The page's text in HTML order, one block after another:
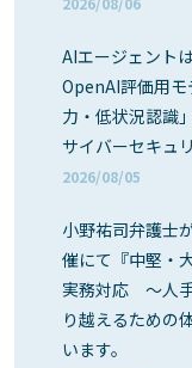
AIエージェント
OpenAI評価用
力・低状況認識
サイバーセキュ
2026/08/05
小野祐司弁護士
催にて『中堅・
実務対応 ～人
り越えるための
います。